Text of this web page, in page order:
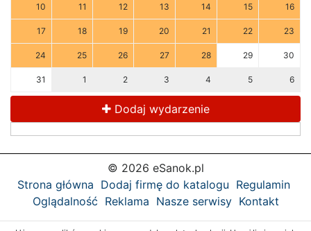
10 11 12 13 14 15 16
17 18 19 20 21 22 23
24 25 26 27 28 29 30
31 1 2 3 4 5 6
Dodaj wydarzenie
© 2026 eSanok.pl
Strona główna Dodaj firmę do katalogu Regulamin
Oglądalność Reklama Nasze serwisy Kontakt